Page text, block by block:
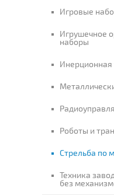
Игровые
Игрушечное
наборы
Инерционная
Роботы и
Стрельба по
Техника
без
с гидрогелевыми пулями